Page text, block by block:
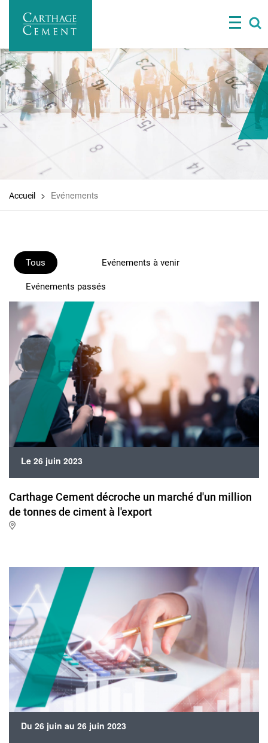
contenu
Accueil Evénements
Tous Evénements à venir
Evénements passés
Le 26 juin 2023
Carthage Cement décroche un marché d'un million
de tonnes de ciment à l'export
Du 26 juin au 26 juin 2023